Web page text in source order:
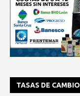
TASAS DE CAMBIO